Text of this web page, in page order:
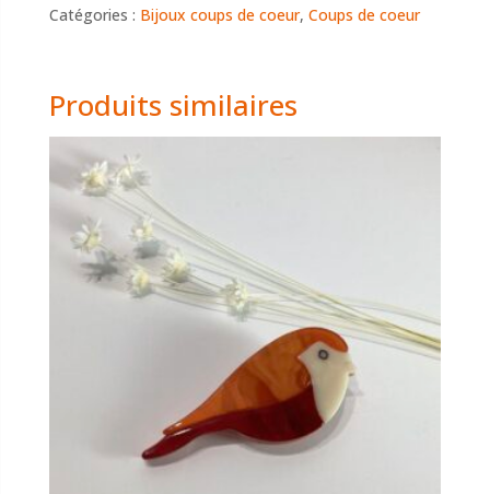
Catégories : Bijoux coups de coeur, Coups de coeur
Produits similaires